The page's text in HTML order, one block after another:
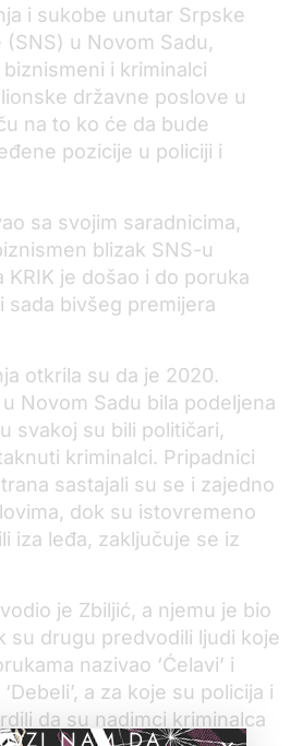
i sukobe unutar Srpske
u Novom Sadu,
i kriminalci
državne poslove u
na to ko će da bude
pozicije u policiji i
sa svojim saradnicima,
blizak SNS-u
KRIK je došao i do poruka
sada bivšeg premijera
otkrila su da je 2020.
Novom Sadu bila podeljena
svakoj su bili političari,
kriminalci. Pripadnici
sastajali su se i zajedno
dok su istovremeno
iza leđa, zaključuje se iz
je Zbiljić, a njemu je bio
su drugu predvodili ljudi koje
nazivao ‘Ćelavi’ i
a za koje su policija i
da su nadimci kriminalca
NAM DA